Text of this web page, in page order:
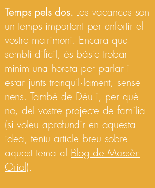
Temps pels dos. Les vacances son
un temps important per enfortir el
vostre matrimoni. Encara que
sembli difícil, és bàsic trobar
mínim una horeta per parlar i
estar junts tranquil·lament, sense
nens. També de Déu i, per què
no, del vostre projecte de família
(si voleu aprofundir en aquesta
idea, teniu article breu sobre
aquest tema al Blog de Mossèn
Oriol).